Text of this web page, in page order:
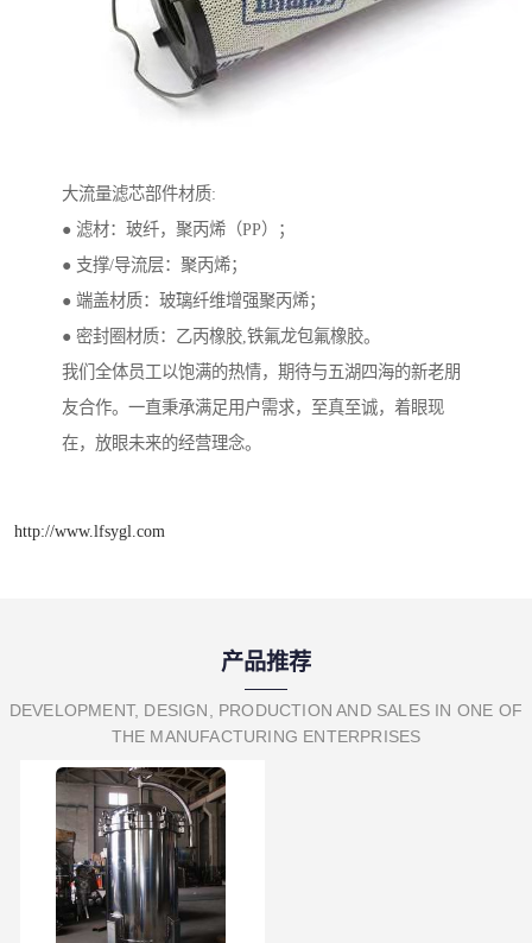
大流量滤芯部件材质:
● 滤材：玻纤，聚丙烯（PP）；
● 支撑/导流层：聚丙烯；
● 端盖材质：玻璃纤维增强聚丙烯；
● 密封圈材质：乙丙橡胶,铁氟龙包氟橡胶。
我们全体员工以饱满的热情，期待与五湖四海的新老朋
友合作。一直秉承满足用户需求，至真至诚，着眼现
在，放眼未来的经营理念。
http://www.lfsygl.com
产品推荐
DEVELOPMENT, DESIGN, PRODUCTION AND SALES IN ONE OF
THE MANUFACTURING ENTERPRISES